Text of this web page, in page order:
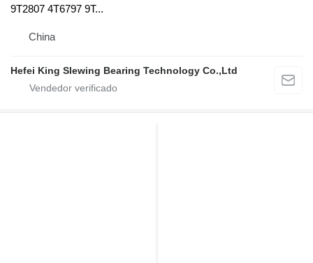
9T2807 4T6797 9T...
China
Hefei King Slewing Bearing Technology Co.,Ltd